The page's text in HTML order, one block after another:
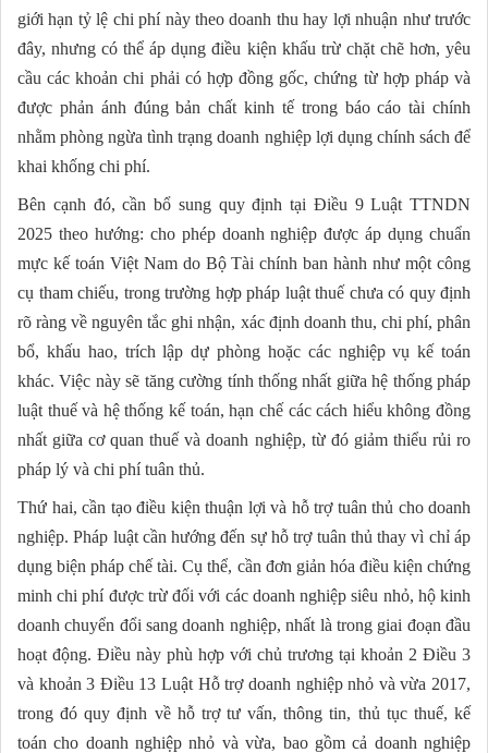
giới hạn tỷ lệ chi phí này theo doanh thu hay lợi nhuận như trước
đây, nhưng có thể áp dụng điều kiện khấu trừ chặt chẽ hơn, yêu
cầu các khoản chi phải có hợp đồng gốc, chứng từ hợp pháp và
được phản ánh đúng bản chất kinh tế trong báo cáo tài chính
nhằm phòng ngừa tình trạng doanh nghiệp lợi dụng chính sách để
khai khống chi phí.
Bên cạnh đó, cần bổ sung quy định tại Điều 9 Luật TTNDN
2025 theo hướng: cho phép doanh nghiệp được áp dụng chuẩn
mực kế toán Việt Nam do Bộ Tài chính ban hành như một công
cụ tham chiếu, trong trường hợp pháp luật thuế chưa có quy định
rõ ràng về nguyên tắc ghi nhận, xác định doanh thu, chi phí, phân
bổ, khấu hao, trích lập dự phòng hoặc các nghiệp vụ kế toán
khác. Việc này sẽ tăng cường tính thống nhất giữa hệ thống pháp
luật thuế và hệ thống kế toán, hạn chế các cách hiểu không đồng
nhất giữa cơ quan thuế và doanh nghiệp, từ đó giảm thiểu rủi ro
pháp lý và chi phí tuân thủ.
Thứ hai, cần tạo điều kiện thuận lợi và hỗ trợ tuân thủ cho doanh
nghiệp. Pháp luật cần hướng đến sự hỗ trợ tuân thủ thay vì chỉ áp
dụng biện pháp chế tài. Cụ thể, cần đơn giản hóa điều kiện chứng
minh chi phí được trừ đối với các doanh nghiệp siêu nhỏ, hộ kinh
doanh chuyển đổi sang doanh nghiệp, nhất là trong giai đoạn đầu
hoạt động. Điều này phù hợp với chủ trương tại khoản 2 Điều 3
và khoản 3 Điều 13 Luật Hỗ trợ doanh nghiệp nhỏ và vừa 2017,
trong đó quy định về hỗ trợ tư vấn, thông tin, thủ tục thuế, kế
toán cho doanh nghiệp nhỏ và vừa, bao gồm cả doanh nghiệp